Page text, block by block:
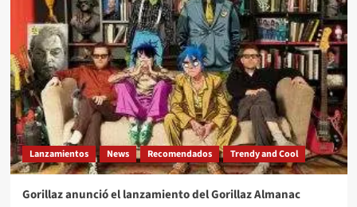
Lanzamientos News Recomendados Trendy and Cool
Gorillaz anunció el lanzamiento del Gorillaz Almanac